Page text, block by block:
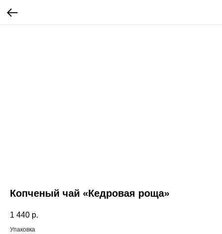
Копченый чай «Кедровая роща»
1 440 р.
Упаковка